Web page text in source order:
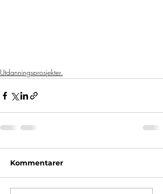
Utdanningsprosjekter.
Kommentarer